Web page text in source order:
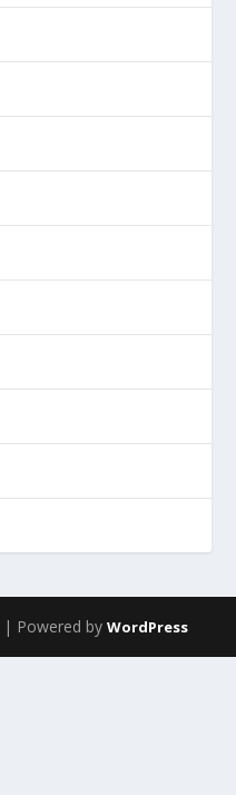
| Powered by WordPress